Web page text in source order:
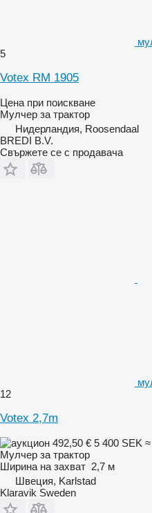
5
Votex RM 1905
Цена при поискване
Мулчер за трактор
Нидерландия, Roosendaal
BREDI B.V.
Свържете се с продавача
12
Votex 2,7m
492,50 € 5 400 SEK
Мулчер за трактор
Ширина на захват 2,7 м
Швеция, Karlstad
Klaravik Sweden